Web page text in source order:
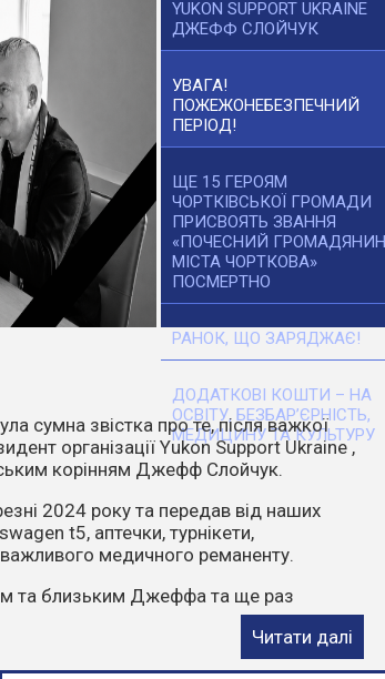
YUKON SUPPORT UKRAINE
ДЖЕФФ СЛОЙЧУК
УВАГА!
ПОЖЕЖОНЕБЕЗПЕЧНИЙ
ПЕРІОД!
ЩЕ 15 ГЕРОЯМ
ЧОРТКІВСЬКОЇ ГРОМАДИ
ПРИСВОЯТЬ ЗВАННЯ
«ПОЧЕСНИЙ ГРОМАДЯНИН
МІСТА ЧОРТКОВА»
ПОСМЕРТНО
РАНОК, ЩО ЗАРЯДЖАЄ!
ДОДАТКОВІ КОШТИ – НА
ОСВІТУ, БЕЗБАР’ЄРНІСТЬ,
МЕДИЦИНУ ТА КУЛЬТУРУ
повітря стає все вищою. Спека,
маленьку іскру на масштабне
найчастіше виникають через
надзвичайних ситуацій та цивільного
період: